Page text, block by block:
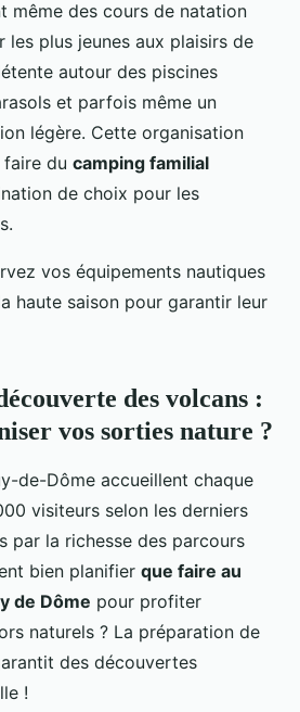
même des cours de natation
plus jeunes aux plaisirs de
autour des piscines
et parfois même un
légère. Cette organisation
du camping familial
de choix pour les
vos équipements nautiques
haute saison pour garantir leur
des volcans :
vos sorties nature ?
de-Dôme accueillent chaque
visiteurs selon les derniers
par la richesse des parcours
bien planifier que faire au
de Dôme pour profiter
naturels ? La préparation de
des découvertes
!